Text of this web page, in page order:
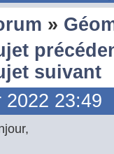
»
suivant
2022 23:49